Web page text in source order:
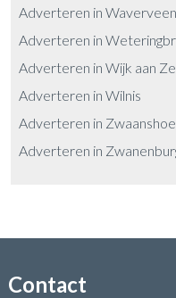
Adverteren in Waverveen
Adverteren in
Adverteren in Wijk aan
Adverteren in Wilnis
Adverteren in
Adverteren in
Contact